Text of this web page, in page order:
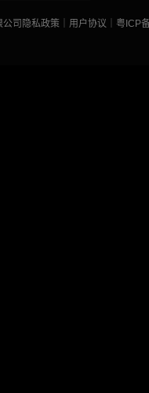
司 隐私政策｜ 用户协议 粤ICP